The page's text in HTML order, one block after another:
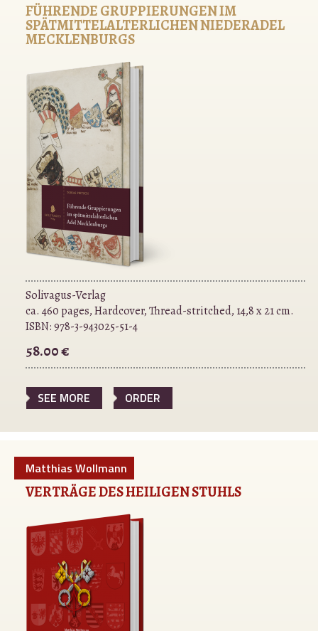
FÜHRENDE GRUPPIERUNGEN IM
SPÄTMITTELALTERLICHEN NIEDERADEL
MECKLENBURGS
Solivagus-Verlag
ca. 460 pages, Hardcover, Thread-stritched, 14,8 x 21 cm.
ISBN:978-3-943025-51-4
58.00 €
SEE MORE ORDER
Matthias Wollmann
VERTRÄGE DES HEILIGEN STUHLS